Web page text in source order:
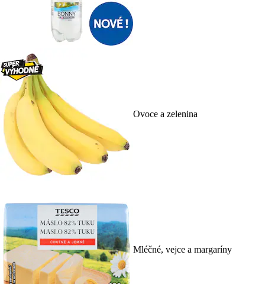
Ovoce a zelenina
Mléčné, vejce a margaríny